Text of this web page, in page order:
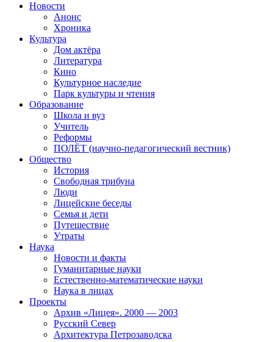
Новости
Анонс
Хроника
Культура
Дом актёра
Литература
Кино
Культурное наследие
Парк культуры и чтения
Образование
Школа и вуз
Учитель
Реформы
ПОЛЁТ (научно-педагогический вестник)
Общество
История
Свободная трибуна
Люди
Лицейские беседы
Семья и дети
Путешествие
Утраты
Наука
Новости и факты
Гуманитарные науки
Естественно-математические науки
Наука в лицах
Проекты
Архив «Лицея». 2000 — 2003
Русский Север
Архитектура Петрозаводска